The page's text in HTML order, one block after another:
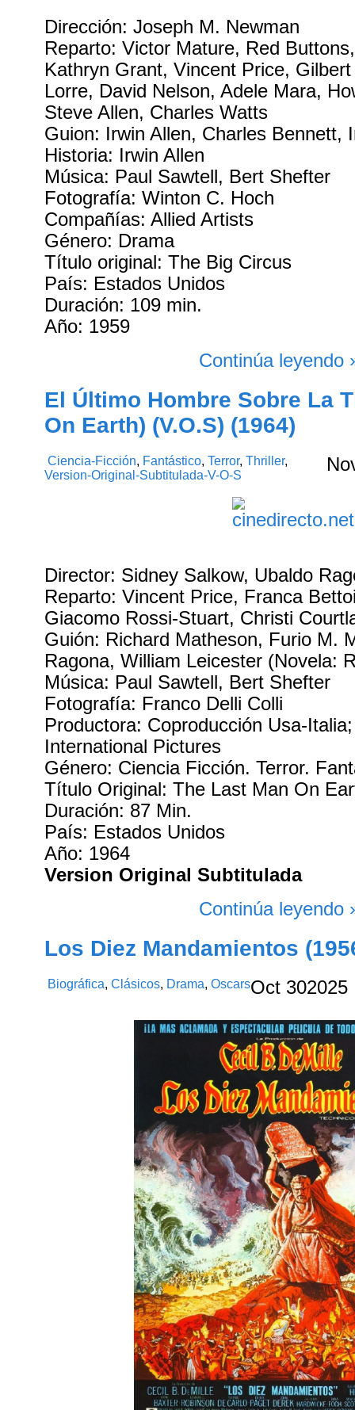
Dirección: Joseph M. Newman
Reparto: Victor Mature, Red
Kathryn Grant, Vincent Price,
Lorre, David Nelson, Adele Mara,
Steve Allen, Charles Watts
Guion: Irwin Allen, Charles Bennett,
Historia: Irwin Allen
Música: Paul Sawtell, Bert Shefter
Fotografía: Winton C. Hoch
Compañías: Allied Artists
Género: Drama
Título original: The Big Circus
País: Estados Unidos
Duración: 109 min.
Año: 1959
Continúa leyendo
El Último Hombre Sobre La
On Earth) (V.O.S) (1964)
Ciencia-Ficción, Fantástico,Terror,Thriller,
Version-Original-Subtitulada-V-O-S
Director: Sidney Salkow, Ubaldo
Reparto: Vincent Price, Franca
Giacomo Rossi-Stuart, Christi
Guión: Richard Matheson, Furio M.
Ragona, William Leicester (Novela:
Música: Paul Sawtell, Bert Shefter
Fotografía: Franco Delli Colli
Productora: Coproducción Usa-
International Pictures
Género: Ciencia Ficción. Terror.
Título Original: The Last Man On
Duración: 87 Min.
País: Estados Unidos
Año: 1964
Version Original Subtitulada
Continúa leyendo
Los Diez Mandamientos
Biográfica,Clásicos, Drama,OscarsOct 302025